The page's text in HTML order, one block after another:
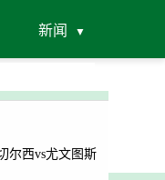
新闻
尔西vs尤文图斯